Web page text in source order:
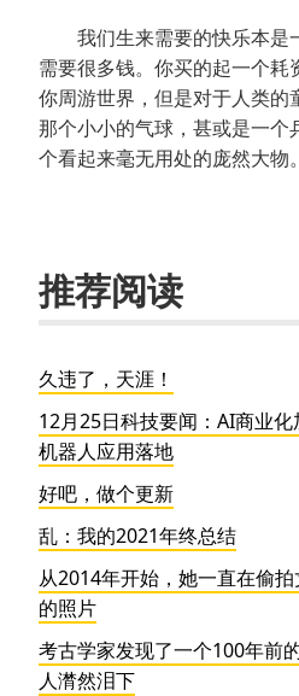
我们生来需要的快乐本是
需要很多钱。你买的起一个
你周游世界，但是对于人类的
那个小小的气球，甚或是一个
个看起来毫无用处的庞然大物。
推荐阅读
久违了，天涯！
12月25日科技要闻：AI商业化
机器人应用落地
好吧，做个更新
乱：我的2021年终总结
从2014年开始，她一直在偷
的照片
考古学家发现了一个100年前
人潸然泪下